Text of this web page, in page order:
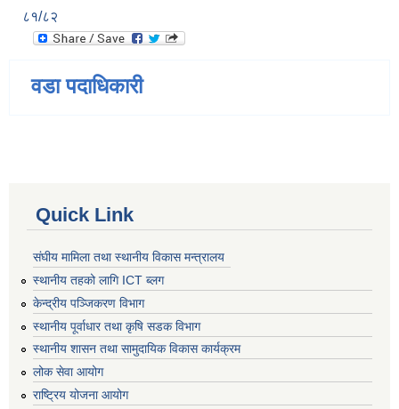
८१/८२
वडा पदाधिकारी
Quick Link
संघीय मामिला तथा स्थानीय विकास मन्त्रालय
स्थानीय तहको लागि ICT ब्लग
केन्द्रीय पञ्जिकरण विभाग
स्थानीय पूर्वाधार तथा कृषि सडक विभाग
स्थानीय शासन तथा सामुदायिक विकास कार्यक्रम
लोक सेवा आयोग
राष्ट्रिय योजना आयोग